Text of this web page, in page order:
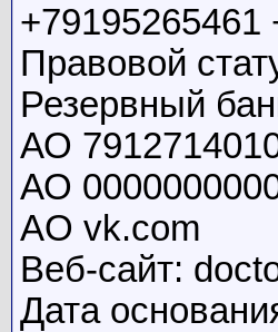
Правовой
Резервный
АО
АО
AO vk.com
Веб-сайт:
Дата